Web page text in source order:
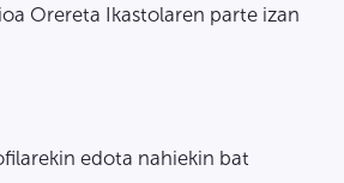
Orereta Ikastolaren parte izan
edota nahiekin bat